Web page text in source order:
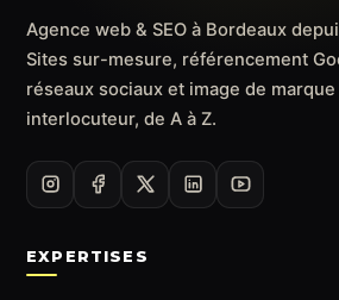
Agence web & SEO à Bordeaux
Sites sur-mesure, référencement
réseaux sociaux et image de
interlocuteur, de A à Z.
EXPERTISES